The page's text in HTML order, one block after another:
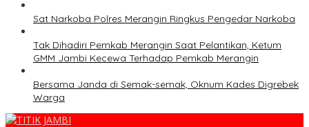
Sat Narkoba Polres Merangin Ringkus Pengedar Narkoba
Tak Dihadiri Pemkab Merangin Saat Pelantikan, Ketum
GMM Jambi Kecewa Terhadap Pemkab Merangin
Bersama Janda di Semak-semak, Oknum Kades Digrebek
Warga